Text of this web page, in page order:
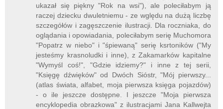
ukazał się piękny "Rok na wsi"), ale poleciłabym ją
raczej dziecku dwuletniemu - ze wględu na dużą liczbę
szczegółów i zagęszczenie ilustracji. Dla roczniaka, do
oglądania i opowiadania, poleciłabym serię Muchomora
"Popatrz w niebo" i "śpiewaną" serię ksrtoników ("My
jesteśmy krasnoludki i inne), z Zakamarków kapitalne
"Wymyśl coś!", "Gdzie idziemy?" i inne z tej serii,
"Księgę dźwięków" od Dwóch Sióstr, "Mój pierwszy...
(atlas świata, alfabet, moja pierwsza księga pojazdów)
- o ile jeszcze dostępne. I jeszcze "Moja pierwsza
encyklopedia obrazkowa" z ilustracjami Jana Kallwejta